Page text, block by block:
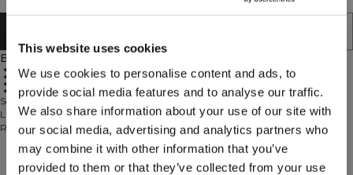
This website uses cookies
We use cookies to personalise content and ads, to
provide social media features and to analyse our traffic.
We also share information about your use of our site with
our social media, advertising and analytics partners who
may combine it with other information that you’ve
provided to them or that they’ve collected from your use
Beschreibung
Gute Atmungsaktivität
Halber Reißverschluss an der Vorderseite
Reflektierendes ICIW-Logo auf der Brust
82% Polyester, 18% Elastan
Schönere Reißverschluss-Sweater für das Training findet man selten! Dieses
Langarm-Modell ist ein Muss und eignet sich für jede Form von Training. Der
Reißverschluss am Hals erleichtert das An- und Ausziehen und ermöglicht
befindet sich ein reflektierendes ICIW-Logo. In mehreren Farben erhältlich.
82% Polyester, 18% Elastan.
Technical Aspects